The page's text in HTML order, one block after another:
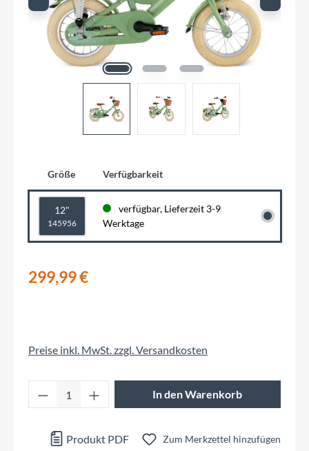
Größe Verfügbarkeit
12"
145956
verfügbar, Lieferzeit 3-9
Werktage
299,99 €
Preise inkl. MwSt. zzgl. Versandkosten
Produkt Anzahl: Gib den gewünschten
In den Warenkorb
Produkt PDF Zum Merkzettel hinzufügen